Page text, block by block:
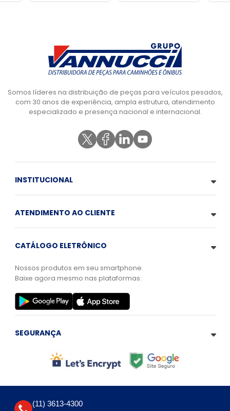
Somos líderes na distribuição de peças para veículos pesados,
com 30 anos de experiência, ampla estrutura, atendimento
especializado e presença nacional e internacional.
INSTITUCIONAL
ATENDIMENTO AO CLIENTE
CATÁLOGO ELETRÔNICO
Nossos produtos em seu smartphone.
Baixe agora mesmo nas plataformas:
SEGURANÇA
(11) 3613-4300